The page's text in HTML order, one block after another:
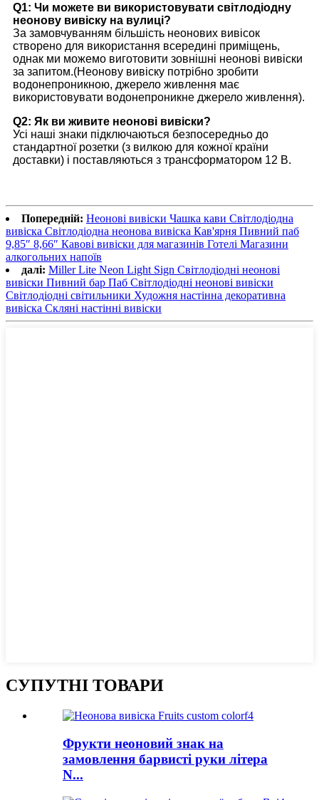
Q1: Чи можете ви використовувати світлодіодну
неонову вивіску на вулиці?
За замовчуванням більшість неонових вивісок
створено для використання всередині приміщень,
однак ми можемо виготовити зовнішні неонові вивіски
за запитом.(Неонову вивіску потрібно зробити
водонепроникною, джерело живлення має
використовувати водонепроникне джерело живлення).
Q2: Як ви живите неонові вивіски?
Усі наші знаки підключаються безпосередньо до
стандартної розетки (з вилкою для кожної країни
доставки) і поставляються з трансформатором 12 В.
Попередній: Неонові вивіски Чашка кави Світлодіодна
вивіска Світлодіодна неонова вивіска Кав'ярня Пивний паб
9,85″ 8,66″ Кавові вивіски для магазинів Готелі Магазини
алкогольних напоїв
далі: Miller Lite Neon Light Sign Світлодіодні неонові
вивіски Пивний бар Паб Світлодіодні неонові вивіски
Світлодіодні світильники Художня настінна декоративна
вивіска Скляні настінні вивіски
СУПУТНІ ТОВАРИ
Фрукти неоновий знак на
замовлення барвисті руки літера
N...